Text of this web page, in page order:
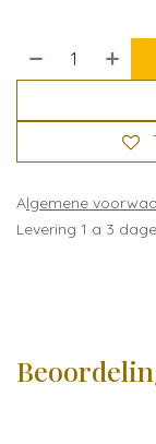
Algemene
Levering 1 a 3